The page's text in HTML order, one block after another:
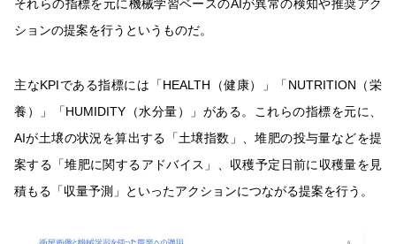
それらの指標を元に機械学習ベースのAIが異常の検知や推奨アク
ションの提案を行うというものだ。
主なKPIである指標には「HEALTH（健康）」「NUTRITION（栄
養）」「HUMIDITY（水分量）」がある。これらの指標を元に、
AIが土壌の状況を算出する「土壌指数」、堆肥の投与量などを提
案する「堆肥に関するアドバイス」、収穫予定日前に収穫量を見
積もる「収量予測」といったアクションにつながる提案を行う。